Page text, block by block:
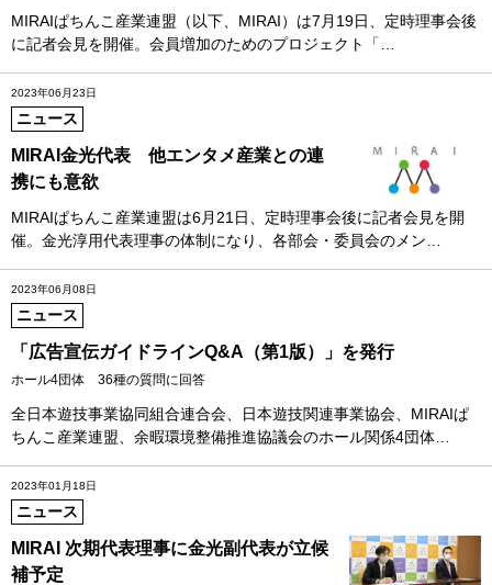
MIRAIぱちんこ産業連盟（以下、MIRAI）は7月19日、定時理事会後
に記者会見を開催。会員増加のためのプロジェクト「…
2023年06月23日
ニュース
MIRAI金光代表 他エンタメ産業との連
携にも意欲
MIRAIぱちんこ産業連盟は6月21日、定時理事会後に記者会見を開
催。金光淳用代表理事の体制になり、各部会・委員会のメン…
2023年06月08日
ニュース
「広告宣伝ガイドラインQ&A（第1版）」を発行
ホール4団体 36種の質問に回答
全日本遊技事業協同組合連合会、日本遊技関連事業協会、MIRAIぱ
ちんこ産業連盟、余暇環境整備推進協議会のホール関係4団体…
2023年01月18日
ニュース
MIRAI 次期代表理事に金光副代表が立候
補予定